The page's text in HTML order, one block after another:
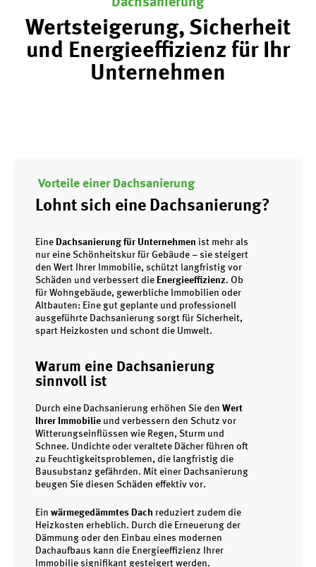
Dachsanierung
Wertsteigerung, Sicherheit
und Energieeffizienz für Ihr
Unternehmen
Vorteile einer Dachsanierung
Lohnt sich eine Dachsanierung?
Eine Dachsanierung für Unternehmen ist mehr als
nur eine Schönheitskur für Gebäude – sie steigert
den Wert Ihrer Immobilie, schützt langfristig vor
Schäden und verbessert die Energieeffizienz. Ob
für Wohngebäude, gewerbliche Immobilien oder
Altbauten: Eine gut geplante und professionell
ausgeführte Dachsanierung sorgt für Sicherheit,
spart Heizkosten und schont die Umwelt.
Warum eine Dachsanierung
sinnvoll ist
Durch eine Dachsanierung erhöhen Sie den Wert
Ihrer Immobilieund verbessern den Schutz vor
Witterungseinflüssen wie Regen, Sturm und
Schnee. Undichte oder veraltete Dächer führen oft
zu Feuchtigkeitsproblemen, die langfristig die
Bausubstanz gefährden. Mit einer Dachsanierung
beugen Sie diesen Schäden effektiv vor.
Ein wärmegedämmtes Dach reduziert zudem die
Heizkosten erheblich. Durch die Erneuerung der
Dämmung oder den Einbau eines modernen
Dachaufbaus kann die Energieeffizienz Ihrer
Immobilie signifikant gesteigert werden.